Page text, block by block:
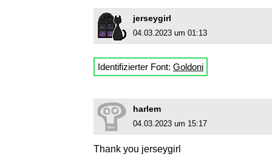
jerseygirl
04.03.2023 um 01:13
Identifizierter Font: Goldoni
harlem
04.03.2023 um 15:17
Thank you jerseygirl